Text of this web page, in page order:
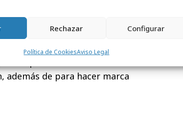
Rechazar Configurar
Política de CookiesAviso Legal
del Observatorio de
Asunción Soriano, “la
es otra de las preocupaciones
cómo las empresas
implicar a sus
además de para hacer marca